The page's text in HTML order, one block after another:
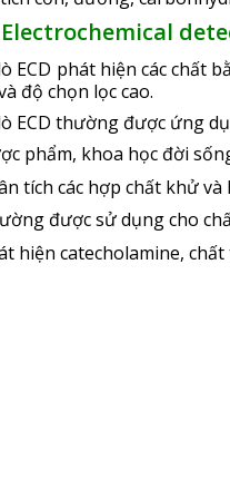
Electrochemical
ECD phát hiện các chất
độ chọn lọc cao.
ECD thường được ứng
phẩm, khoa học đời
tích các hợp chất khử
được sử dụng cho
hiện catecholamine,